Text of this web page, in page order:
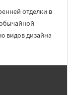
отделки в
видов дизайна